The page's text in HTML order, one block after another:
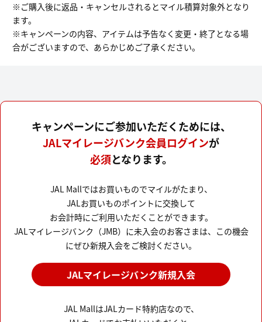
※ご購入後に返品・キャンセルされるとマイル積算対象外となり
ます。
※キャンペーンの内容、アイテムは予告なく変更・終了となる場
合がございますので、あらかじめご了承ください。
キャンペーンにご参加いただくためには、
JALマイレージバンク会員ログインが
必須となります。
JAL Mallではお買いものでマイルがたまり、
JALお買いものポイントに交換して
お会計時にご利用いただくことができます。
JALマイレージバンク（JMB）に未入会のお客さまは、この機会
にぜひ新規入会をご検討ください。
JALマイレージバンク新規入会
JAL MallはJALカード特約店なので、